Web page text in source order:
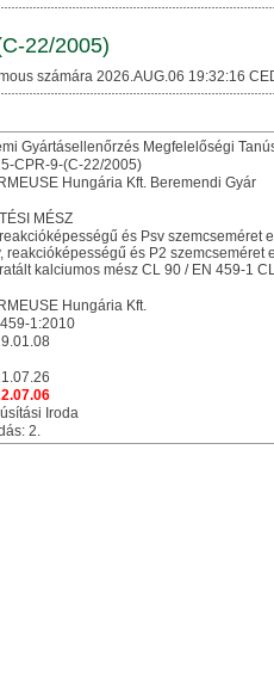
22/2005)
számára 2026.AUG.06 19:32:16
Gyártásellenőrzés Megfelelőségi
CPR-9-(C-22/2005)
Hungária Kft. Beremendi Gyár
MÉSZ
és Psv szemcseméret
reakcióképességű és P2
kalciumos mész CL 90 / EN 459-1
Hungária Kft.
1:2010
Iroda
2.